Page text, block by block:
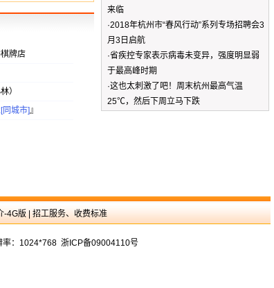
牌店
）
同城市]』
来临
·2018年杭州市“春风行动”系列专场招聘会3
月3日启航
·省疾控专家表示病毒未变异，强度明显弱
于最高峰时期
·这也太刺激了吧！周末杭州最高气温
25℃，然后下周立马下跌
-4G版 招工服务、收费标准
率：1024*768 浙ICP备09004110号